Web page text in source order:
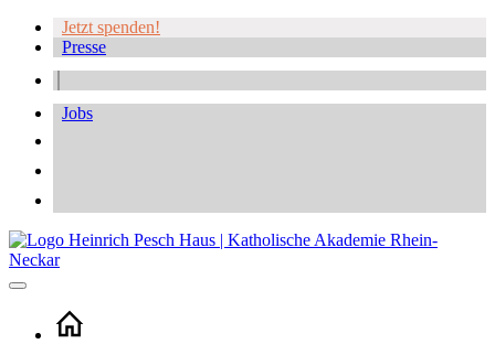
Jetzt spenden!
Presse
Jobs